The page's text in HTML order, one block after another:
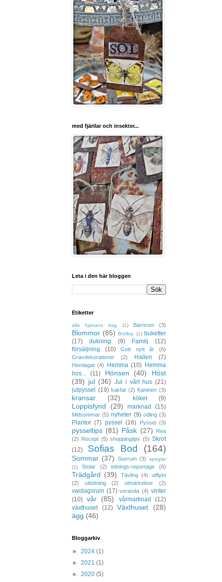
med fjärilar och insekter...
Leta i den här bloggen
Etiketter
alla hjärtans dag (1) Barnrum (3)
Blommor (85) Bröllop (1) buketter
(17)
dukning (9) Familj
(12)
försäljning
(10) Gott nytt år
(6)
Gravdekorationer
(2) Hallen (7)
Hemlagat (4) Hemma (10) Hemma
hos...
(11) Hönsen (40)
Höst
(39) jul (36) Jul i vårt hus (21)
julpyssel
(19) kakfat (2) Kaninen (3)
kransar (32) köket (9)
Loppisfynd (29) marknad (15)
Midsommar (5) nyheter (9) odling (3)
Plantor (7) pyssel (16) Pyssel (3)
pysseltips (81) Påsk (27)
Rea
(2) Recept (5) shoppingtips (5) Skrot
(12)
Sofias Bod (164)
Sommar (37) Sovrum (3)
speglar
(1)
Stolar (2) tidnings-reportage (6)
Trädgård (39) Tävling (4)
utflykt
(2)
utlottning (2) utmärkelser (2)
vardagsrum (17) veranda (4) vinter
(10) vår (85) vårmarknad
(12)
växthuset
(12) Växthuset
(28)
ägg (46)
Bloggarkiv
► 2024 (1)
► 2021 (1)
► 2020 (5)